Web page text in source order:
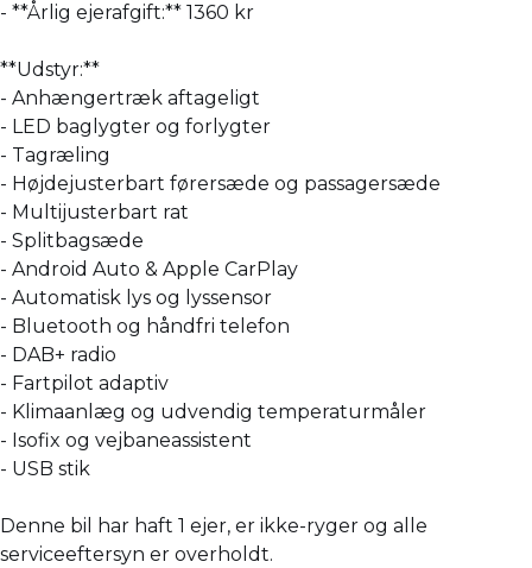
- **Årlig ejerafgift:** 1360 kr
**Udstyr:**
- Anhængertræk aftageligt
- LED baglygter og forlygter
- Tagræling
- Højdejusterbart førersæde og passagersæde
- Multijusterbart rat
- Splitbagsæde
- Android Auto & Apple CarPlay
- Automatisk lys og lyssensor
- Bluetooth og håndfri telefon
- DAB+ radio
- Fartpilot adaptiv
- Klimaanlæg og udvendig temperaturmåler
- Isofix og vejbaneassistent
- USB stik
Denne bil har haft 1 ejer, er ikke-ryger og alle
serviceeftersyn er overholdt.